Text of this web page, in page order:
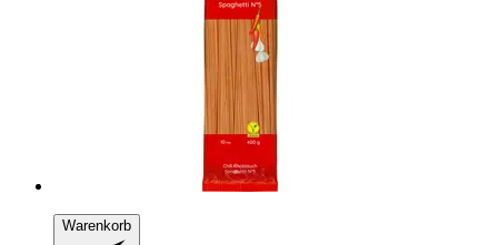
Warenkorb